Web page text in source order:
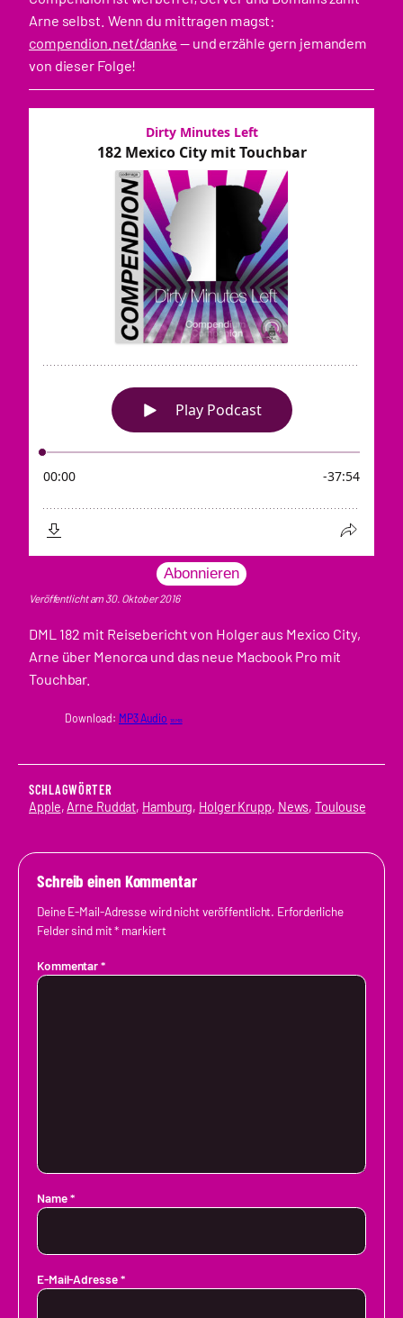
Arne selbst. Wenn du mittragen magst:
compendion.net/danke — und erzähle gern jemandem
von dieser Folge!
Abonnieren
Veröffentlicht am 30. Oktober 2016
DML 182 mit Reisebericht von Holger aus Mexico City,
Arne über Menorca und das neue Macbook Pro mit
Touchbar.
Download: MP3 Audio 18 MB
SCHLAGWÖRTER
Apple, Arne Ruddat, Hamburg, Holger Krupp, News, Toulouse
Schreib einen Kommentar
Deine E-Mail-Adresse wird nicht veröffentlicht. Erforderliche
Felder sind mit* markiert
Kommentar*
Name*
E-Mail-Adresse*